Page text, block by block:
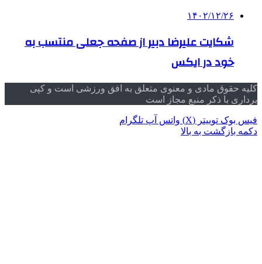
۱۴۰۲/۱۲/۲۶
شکایت علیرضا دبیر از صفحه جعلی منتسب به
خود در ایکس
کلیه حقوق مادی و معنوی متعلق به افق ورزشی است و کپی
برداری با ذکر منبع مجاز است
فیس بوک توییتر (X) واتس آپ تلگرام
دکمه بازگشت به بالا